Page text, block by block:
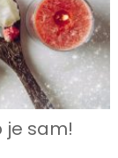
je sam!